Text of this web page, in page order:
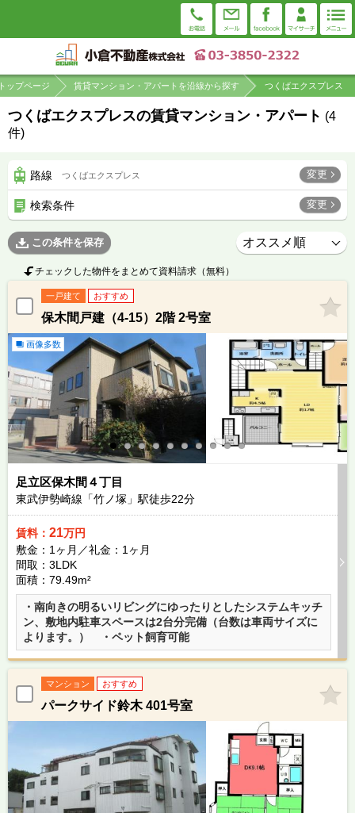
ップページ 賃貸マンション・アパートを沿線から探す つくばエクスプレス
つくばエクスプレスの賃貸マンション・アパート (4
件)
路線 つくばエクスプレス 変更
検索条件 変更
この条件を保存
チェックした物件をまとめて資料請求（無料）
一戸建て おすすめ
保木間戸建（4-15）2階 2号室
画像多数
足立区保木間４丁目
東武伊勢崎線「竹ノ塚」駅徒歩22分
賃料： 21万円
敷金：1ヶ月／礼金：1ヶ月
間取：3LDK
面積：79.49m²
・南向きの明るいリビングにゆったりとしたシステムキッチ
ン、敷地内駐車スペースは2台分完備（台数は車両サイズに
よります。） ・ペット飼育可能
マンション おすすめ
パークサイド鈴木 401号室